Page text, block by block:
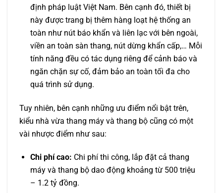
định pháp luật Việt Nam. Bên cạnh đó, thiết bị
này được trang bị thêm hàng loạt hệ thống an
toàn như nút báo khẩn và liên lạc với bên ngoài,
viền an toàn sàn thang, nút dừng khẩn cấp,… Mỗi
tính năng đều có tác dụng riêng để cảnh báo và
ngăn chặn sự cố, đảm bảo an toàn tối đa cho
quá trình sử dụng.
Tuy nhiên, bên cạnh những ưu điểm nổi bật trên,
kiểu nhà vừa thang máy và thang bộ cũng có một
vài nhược điểm như sau:
Chi phí cao: Chi phí thi công, lắp đặt cả thang
máy và thang bộ dao động khoảng từ 500 triệu
– 1.2 tỷ đồng.